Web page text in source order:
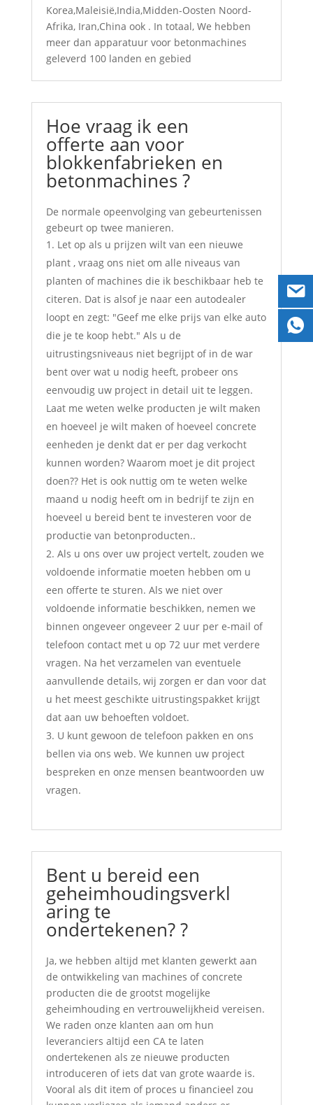
Korea,Maleisië,India,Midden-Oosten Noord-
Afrika, Iran,China ook . In totaal, We hebben
meer dan apparatuur voor betonmachines
geleverd 100 landen en gebied
Hoe vraag ik een
offerte aan voor
blokkenfabrieken en
betonmachines ?
De normale opeenvolging van gebeurtenissen
gebeurt op twee manieren.
Let op als u prijzen wilt van een nieuwe
plant , vraag ons niet om alle niveaus van
planten of machines die ik beschikbaar heb te
citeren. Dat is alsof je naar een autodealer
loopt en zegt: "Geef me elke prijs van elke auto
die je te koop hebt." Als u de
uitrustingsniveaus niet begrijpt of in de war
bent over wat u nodig heeft, probeer ons
eenvoudig uw project in detail uit te leggen.
Laat me weten welke producten je wilt maken
en hoeveel je wilt maken of hoeveel concrete
eenheden je denkt dat er per dag verkocht
kunnen worden? Waarom moet je dit project
doen?? Het is ook nuttig om te weten welke
maand u nodig heeft om in bedrijf te zijn en
hoeveel u bereid bent te investeren voor de
productie van betonproducten..
Als u ons over uw project vertelt, zouden we
voldoende informatie moeten hebben om u
een offerte te sturen. Als we niet over
voldoende informatie beschikken, nemen we
binnen ongeveer ongeveer 2 uur per e-mail of
telefoon contact met u op 72 uur met verdere
vragen. Na het verzamelen van eventuele
aanvullende details, wij zorgen er dan voor dat
u het meest geschikte uitrustingspakket krijgt
dat aan uw behoeften voldoet.
U kunt gewoon de telefoon pakken en ons
bellen via ons web. We kunnen uw project
bespreken en onze mensen beantwoorden uw
vragen.
Bent u bereid een
geheimhoudingsverkl
aring te
ondertekenen? ?
Ja, we hebben altijd met klanten gewerkt aan
de ontwikkeling van machines of concrete
producten die de grootst mogelijke
geheimhouding en vertrouwelijkheid vereisen.
We raden onze klanten aan om hun
leveranciers altijd een CA te laten
ondertekenen als ze nieuwe producten
introduceren of iets dat van grote waarde is.
Vooral als dit item of proces u financieel zou